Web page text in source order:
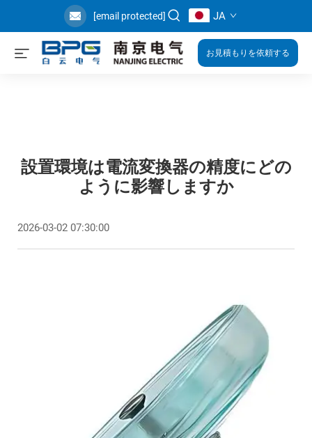
[email protected] JA
お見積もりを依頼する
設置環境は電流変換器の精度にどの
ように影響しますか
2026-03-02 07:30:00